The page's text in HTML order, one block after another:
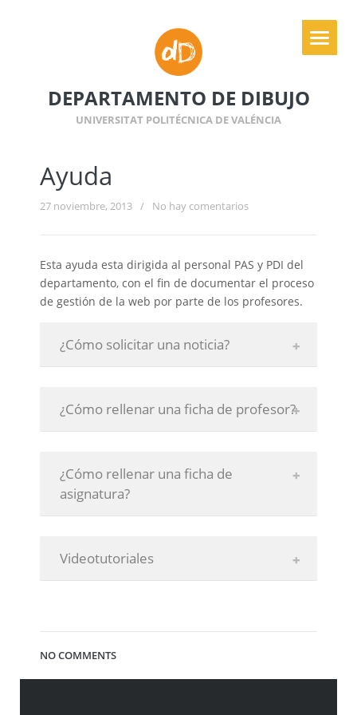
DEPARTAMENTO DE DIBUJO
UNIVERSITAT POLITÉCNICA DE VALÉNCIA
Ayuda
27 noviembre, 2013 / No hay comentarios
Esta ayuda esta dirigida al personal PAS y PDI del
departamento, con el fin de documentar el proceso
de gestión de la web por parte de los profesores.
¿Cómo solicitar una noticia?
¿Cómo rellenar una ficha de profesor?
¿Cómo rellenar una ficha de
asignatura?
Videotutoriales
NO COMMENTS